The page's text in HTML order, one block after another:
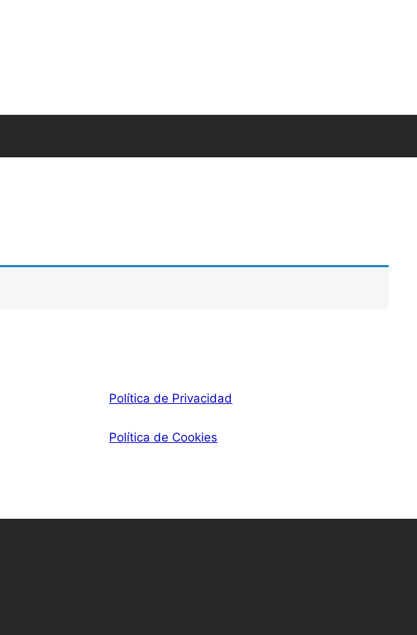
Política de Privacidad
Política de Cookies